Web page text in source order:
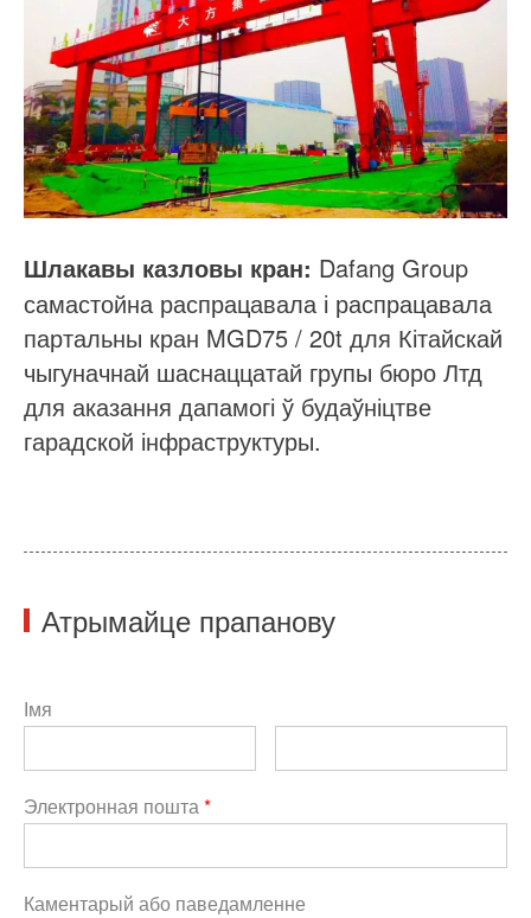
Шлакавы казловы кран: Dafang Group
самастойна распрацавала і распрацавала
партальны кран MGD75 / 20t для Кітайскай
чыгуначнай шаснаццатай групы бюро Лтд
для аказання дапамогі ў будаўніцтве
гарадской інфраструктуры.
Атрымайце прапанову
Імя
Электронная пошта*
Каментарый або паведамленне